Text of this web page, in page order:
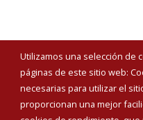
Utilizamos una selección de
páginas de este sitio web:
necesarias para utilizar el
proporcionan una mejor